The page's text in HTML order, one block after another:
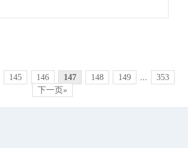
145 146 147 148 149 ...
353
下一页»